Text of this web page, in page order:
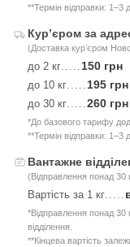
**Термін відправки: 1–3
Курʼєром за
(Доставка курʼєром
до 2 кг..... 150 грн
до 10 кг..... 195 грн
до 30 кг.....260 грн
*До базового тарифу
**Термін відправки: 1–3
Вантажне
(Відправлення понад 30
Вартість за 1 кг.....
*Відправлення понад
відділення.
**Кінцева вартість